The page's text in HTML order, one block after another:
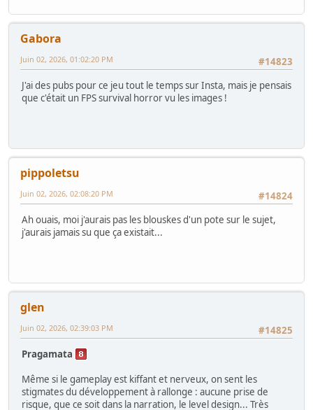
Gabora
#14823
Juin 02, 2026, 01:02:20 PM
J'ai des pubs pour ce jeu tout le temps sur Insta, mais je pensais
que c'était un FPS survival horror vu les images !
pippoletsu
#14824
Juin 02, 2026, 02:08:20 PM
Ah ouais, moi j'aurais pas les blouskes d'un pote sur le sujet,
j'aurais jamais su que ça existait...
glen
#14825
Juin 02, 2026, 02:39:03 PM
Pragamata
Même si le gameplay est kiffant et nerveux, on sent les
stigmates du développement à rallonge : aucune prise de
risque, que ce soit dans la narration, le level design... Très